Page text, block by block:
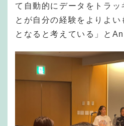
て自動的にデータをトラッ
とが自分の経験をよりよ
となると考えている」と